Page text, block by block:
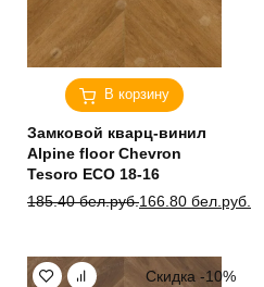
В корзину
Замковой кварц-винил
Alpine floor Chevron
Tesoro ЕСО 18-16
185.40бел.руб.
Первоначальная
185.40 бел.руб..
166.80 бел.руб.
Текущая
Скидка -10%